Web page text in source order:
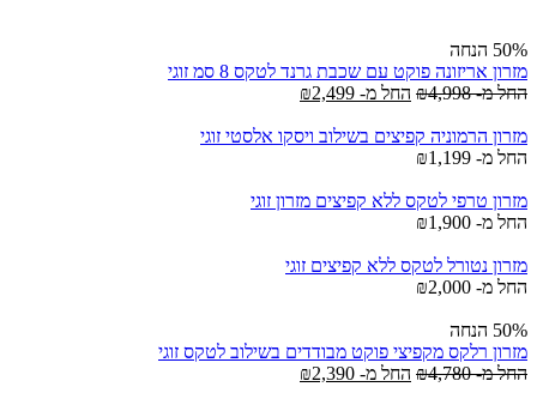
50% הנחה
מזרון אריזונה פוקט עם שכבת גרנד לטקס 8 סמ זוגי
החל מ-
₪4,998 החל מ- ₪2,499
מזרון הרמוניה קפיצים בשילוב ויסקו אלסטי זוגי
החל מ-
₪1,199
מזרון טרפי לטקס ללא קפיצים מזרון זוגי
החל מ-
₪1,900
מזרון נטורל לטקס ללא קפיצים זוגי
החל מ-
₪2,000
50% הנחה
מזרון רלקס מקפיצי פוקט מבודדים בשילוב לטקס זוגי
החל מ-
₪4,780 החל מ- ₪2,390